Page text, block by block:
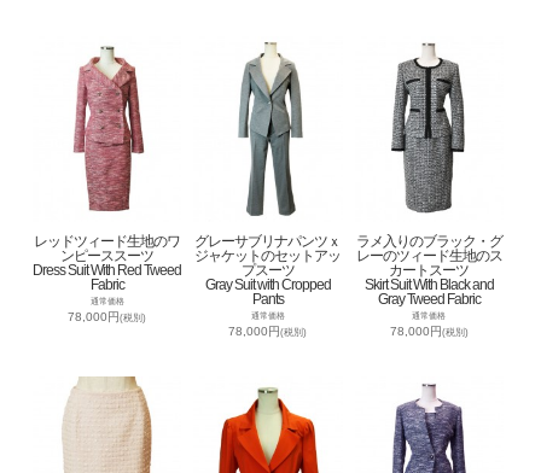
レッドツィード生地のワ
ンピーススーツ
Dress Suit With Red Tweed
Fabric
通常価格
78,000円(税別)
グレーサブリナパンツｘ
ジャケットのセットアッ
プスーツ
Gray Suit with Cropped
Pants
通常価格
78,000円(税別)
ラメ入りのブラック・グ
レーのツィード生地のス
カートスーツ
Skirt Suit With Black and
Gray Tweed Fabric
通常価格
78,000円(税別)